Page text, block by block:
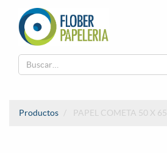
Productos PAPEL COMETA 50 X 65